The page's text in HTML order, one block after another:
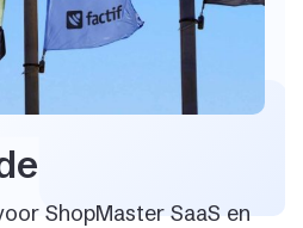
ShopMaster SaaS en